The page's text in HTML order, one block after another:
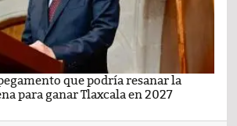
que podría resanar la
para ganar Tlaxcala en 2027